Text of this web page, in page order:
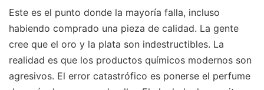
Este es el punto donde la mayoría falla, incluso
habiendo comprado una pieza de calidad. La gente
cree que el oro y la plata son indestructibles. La
realidad es que los productos químicos modernos son
agresivos. El error catastrófico es ponerse el perfume